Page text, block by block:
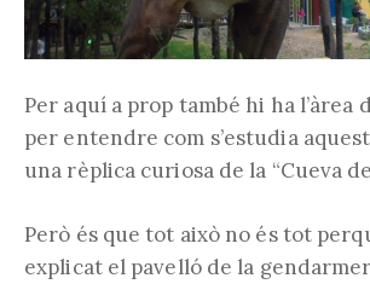
Per aquí a prop també hi ha l’àrea
per entendre com s’estudia
una rèplica curiosa de la “Cueva
Però és que tot això no és tot
explicat el pavelló de la